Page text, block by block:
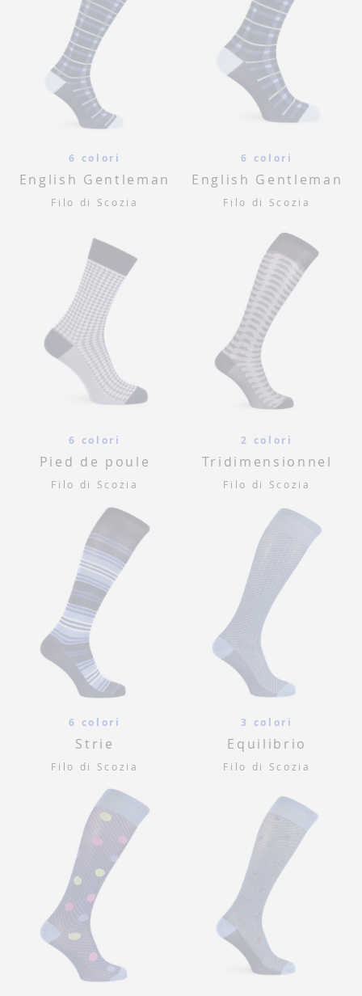
6 colori
English Gentleman
Filo di Scozia
6 colori
English Gentleman
Filo di Scozia
6 colori
Pied de poule
Filo di Scozia
2 colori
Tridimensionnel
Filo di Scozia
6 colori
Strie
Filo di Scozia
3 colori
Equilibrio
Filo di Scozia